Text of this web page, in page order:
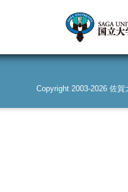
Copyright 2003-2026 佐